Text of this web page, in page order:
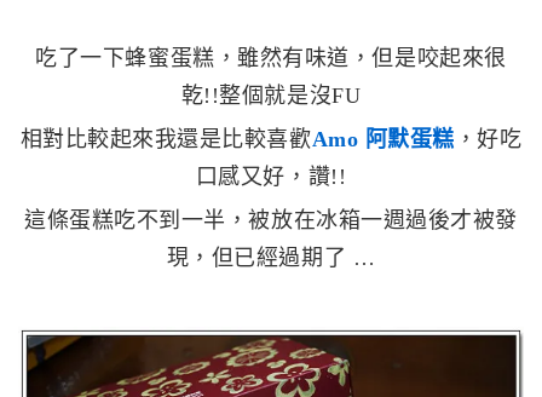
吃了一下蜂蜜蛋糕，雖然有味道，但是咬起來很
乾!!整個就是沒FU
相對比較起來我還是比較喜歡Amo 阿默蛋糕 ，好吃
口感又好，讚!!
這條蛋糕吃不到一半，被放在冰箱一週過後才被發
現，但已經過期了 …